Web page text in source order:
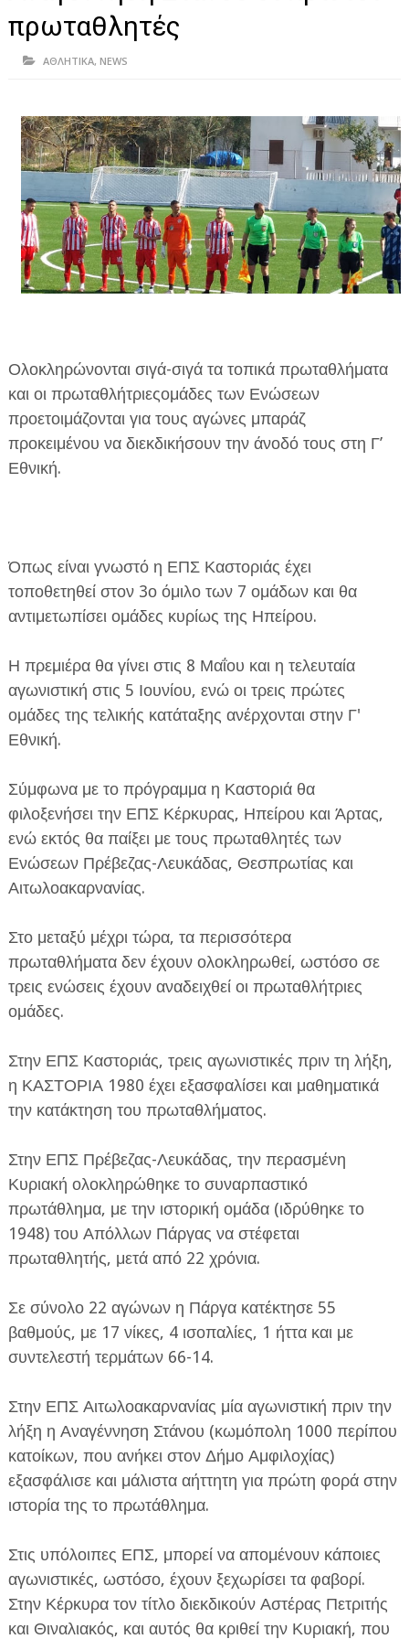
ΗΠΕΙΡΟΣ
ΙΩΑΝΝΙΝΑ
ΘΕΣΠΡΩΤΙΑ
ΙΟΝΙΑ ΝΗΣΙΑ
ΚΑΙ ΕΛΛΑΔΑ
ΥΓΕΙΑ-ΟΜΟΡΦΙΑ
ΤΕΧΝΟΛΟΓΙΑ
ΔΙΕΘΝΗ
ΠΛΗΡΟΦΟΡΙΕΣ
πρωταθλητές
ΑΘΛΗΤΙΚΑ, NEWS
Ολοκληρώνονται σιγά-σιγά τα τοπικά πρωταθλήματα
και οι πρωταθλήτριεςομάδες των Ενώσεων
προετοιμάζονται για τους αγώνες μπαράζ
προκειμένου να διεκδικήσουν την άνοδό τους στη Γ’
Εθνική.
Όπως είναι γνωστό η ΕΠΣ Καστοριάς έχει
τοποθετηθεί στον 3ο όμιλο των 7 ομάδων και θα
αντιμετωπίσει ομάδες κυρίως της Ηπείρου.
Η πρεμιέρα θα γίνει στις 8 Μαΐου και η τελευταία
αγωνιστική στις 5 Ιουνίου, ενώ οι τρεις πρώτες
ομάδες της τελικής κατάταξης ανέρχονται στην Γ'
Εθνική.
Σύμφωνα με το πρόγραμμα η Καστοριά θα
φιλοξενήσει την ΕΠΣ Κέρκυρας, Ηπείρου και Άρτας,
ενώ εκτός θα παίξει με τους πρωταθλητές των
Ενώσεων Πρέβεζας-Λευκάδας, Θεσπρωτίας και
Αιτωλοακαρνανίας.
Στο μεταξύ μέχρι τώρα, τα περισσότερα
πρωταθλήματα δεν έχουν ολοκληρωθεί, ωστόσο σε
τρεις ενώσεις έχουν αναδειχθεί οι πρωταθλήτριες
ομάδες.
Στην ΕΠΣ Καστοριάς, τρεις αγωνιστικές πριν τη λήξη,
η ΚΑΣΤΟΡΙΑ 1980 έχει εξασφαλίσει και μαθηματικά
την κατάκτηση του πρωταθλήματος.
Στην ΕΠΣ Πρέβεζας-Λευκάδας, την περασμένη
Κυριακή ολοκληρώθηκε το συναρπαστικό
πρωτάθλημα, με την ιστορική ομάδα (ιδρύθηκε το
1948) του Απόλλων Πάργας να στέφεται
πρωταθλητής, μετά από 22 χρόνια.
Σε σύνολο 22 αγώνων η Πάργα κατέκτησε 55
βαθμούς, με 17 νίκες, 4 ισοπαλίες, 1 ήττα και με
συντελεστή τερμάτων 66-14.
Στην ΕΠΣ Αιτωλοακαρνανίας μία αγωνιστική πριν την
λήξη η Αναγέννηση Στάνου (κωμόπολη 1000 περίπου
κατοίκων, που ανήκει στον Δήμο Αμφιλοχίας)
εξασφάλισε και μάλιστα αήττητη για πρώτη φορά στην
ιστορία της το πρωτάθλημα.
Στις υπόλοιπες ΕΠΣ, μπορεί να απομένουν κάποιες
αγωνιστικές, ωστόσο, έχουν ξεχωρίσει τα φαβορί.
Στην Κέρκυρα τον τίτλο διεκδικούν Αστέρας Πετριτής
και Θιναλιακός, και αυτός θα κριθεί την Κυριακή, που